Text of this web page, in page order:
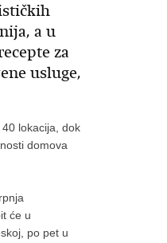
a u
za
usluge,
lokacija, dok
domova
će u
po pet u